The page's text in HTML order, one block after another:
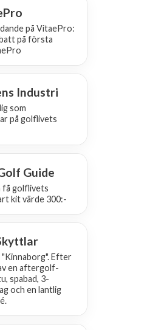
på VitaePro:
på första
Industri
som
på golflivets
Guide
få golflivets
kit värde 300:-
"Kinnaborg". Efter
en aftergolf-
spabad, 3-
och en lantlig